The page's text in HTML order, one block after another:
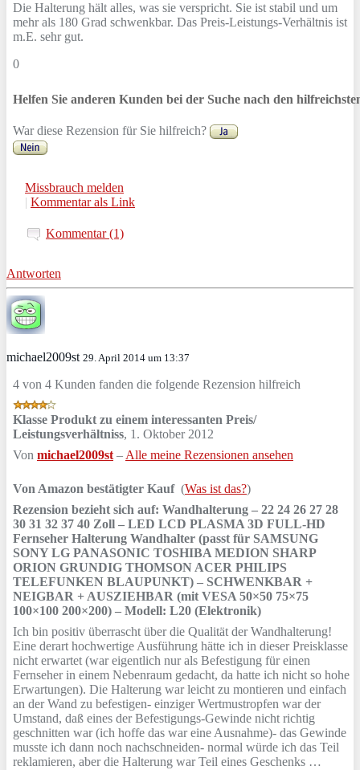
Die Halterung hält alles, was sie verspricht. Sie ist stabil und um
mehr als 180 Grad schwenkbar. Das Preis-Leistungs-Verhältnis ist
m.E. sehr gut.
0
Helfen Sie anderen Kunden bei der Suche nach den
War diese Rezension für Sie hilfreich?
Missbrauch melden
| Kommentar als Link
Kommentar (1)
Antworten
michael2009st 29. April 2014 um 13:37
4 von 4 Kunden fanden die folgende Rezension hilfreich
Klasse Produkt zu einem interessanten Preis/
Leistungsverhältniss, 1. Oktober 2012
Von michael2009st – Alle meine Rezensionen ansehen
Von Amazon bestätigter Kauf (Was ist das?)
Rezension bezieht sich auf: Wandhalterung – 22 24 26 27 28
30 31 32 37 40 Zoll – LED LCD PLASMA 3D FULL-HD
Fernseher Halterung Wandhalter (passt für SAMSUNG
SONY LG PANASONIC TOSHIBA MEDION SHARP
ORION GRUNDIG THOMSON ACER PHILIPS
TELEFUNKEN BLAUPUNKT) – SCHWENKBAR +
NEIGBAR + AUSZIEHBAR (mit VESA 50×50 75×75
100×100 200×200) – Modell: L20 (Elektronik)
Ich bin positiv überrascht über die Qualität der Wandhalterung!
Eine derart hochwertige Ausführung hätte ich in dieser Preisklasse
nicht erwartet (war eigentlich nur als Befestigung für einen
Fernseher in einem Nebenraum gedacht, da hatte ich nicht so hohe
Erwartungen). Die Halterung war leicht zu montieren und einfach
an der Wand zu befestigen- einziger Wertmustropfen war der
Umstand, daß eines der Befestigungs-Gewinde nicht richtig
geschnitten war (ich hoffe das war eine Ausnahme)- das Gewinde
musste ich dann noch nachschneiden- normal würde ich das Teil
reklamieren, aber die Halterung war Teil eines Geschenks …